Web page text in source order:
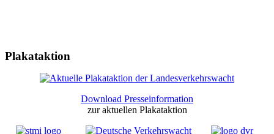
Plakataktion
Download Presseinformation
zur aktuellen Plakataktion